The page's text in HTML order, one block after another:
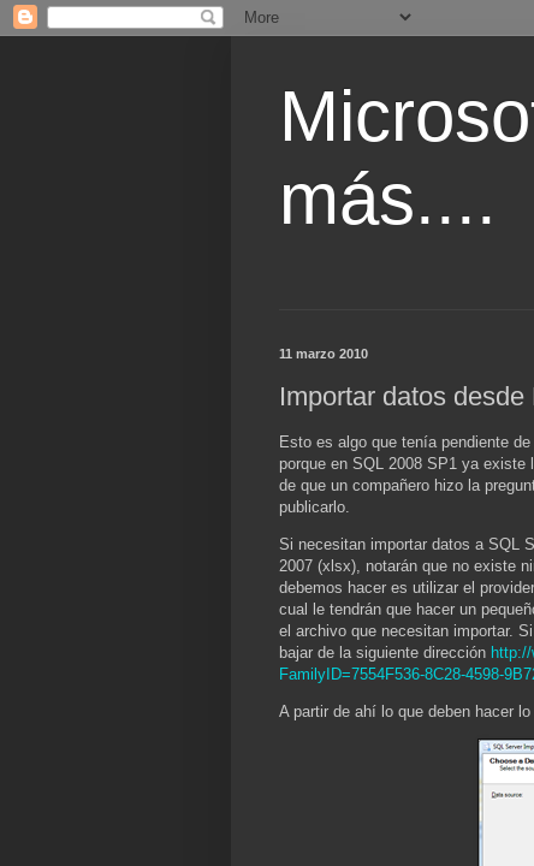
más....
11 marzo 2010
Importar datos desde
Esto es algo que tenía pendiente
porque en SQL 2008 SP1 ya
de que un compañero hizo la
publicarlo.
Si necesitan importar datos a SQL
2007 (xlsx), notarán que no existe
debemos hacer es utilizar el
cual le tendrán que hacer un
el archivo que necesitan importar.
bajar de la siguiente dirección
FamilyID=7554F536-8C28-4598-
A partir de ahí lo que deben hacer